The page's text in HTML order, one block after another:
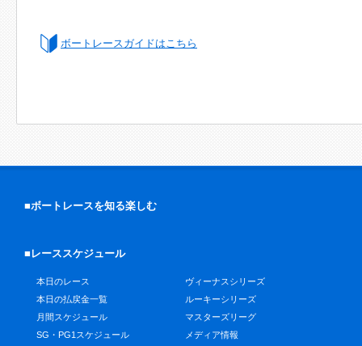
ボートレースガイドはこちら
■ボートレースを知る楽しむ
■レーススケジュール
本日のレース
本日の払戻金一覧
月間スケジュール
SG・PG1スケジュール
ヴィーナスシリーズ
ルーキーシリーズ
マスターズリーグ
メディア情報